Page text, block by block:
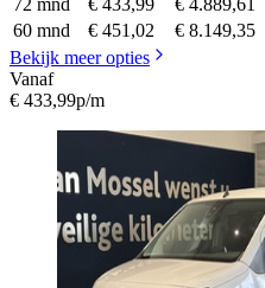
72 mnd € 433,99
€ 4.889,61
60 mnd
€ 451,02
€ 8.149,35
Bekijk meer opties
Vanaf
€ 433,99p/m